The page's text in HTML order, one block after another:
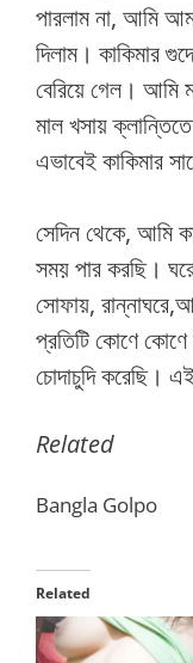
পারলাম না, আমি
দিলাম। কাকিমার
বেরিয়ে গেল। আমি
মাল খসায়
এভাবেই কাকিমার
সেদিন থেকে, আমি
সময় পার করছি।
সোফায়,
প্রতিটি কোণে কোণে
চোদাচুদি করেছি।
Related
Bangla Golpo
Related